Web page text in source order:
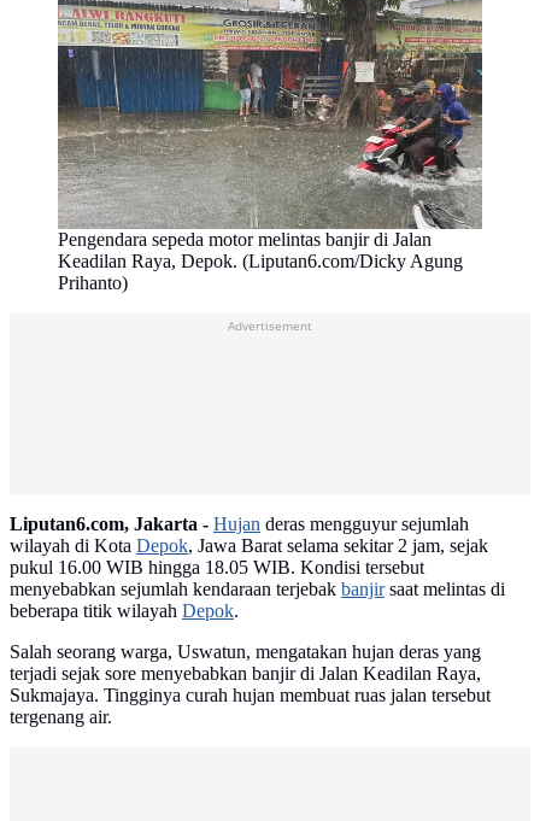
Pengendara sepeda motor melintas banjir di Jalan
Keadilan Raya, Depok. (Liputan6.com/Dicky Agung
Prihanto)
Advertisement
Liputan6.com, Jakarta - Hujan deras mengguyur sejumlah
wilayah di Kota Depok, Jawa Barat selama sekitar 2 jam, sejak
pukul 16.00 WIB hingga 18.05 WIB. Kondisi tersebut
menyebabkan sejumlah kendaraan terjebak banjirsaat melintas di
beberapa titik wilayah Depok.
Salah seorang warga, Uswatun, mengatakan hujan deras yang
terjadi sejak sore menyebabkan banjir di Jalan Keadilan Raya,
Sukmajaya. Tingginya curah hujan membuat ruas jalan tersebut
tergenang air.